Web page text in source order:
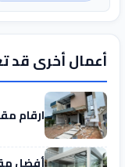
أعمال أخرى قد
ارقام